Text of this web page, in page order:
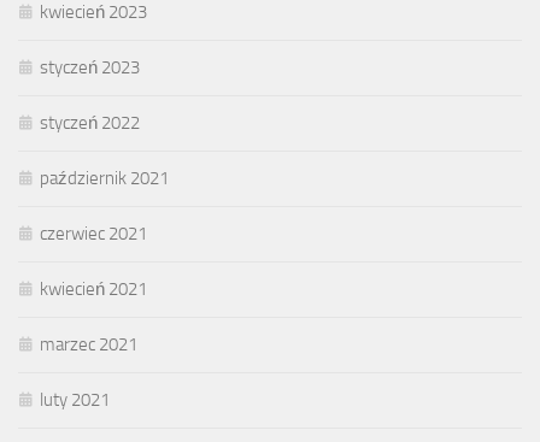
kwiecień 2023
styczeń 2023
styczeń 2022
październik 2021
czerwiec 2021
kwiecień 2021
marzec 2021
luty 2021